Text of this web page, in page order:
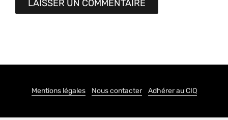
Mentions légales Nous contacter Adhérer au CIQ